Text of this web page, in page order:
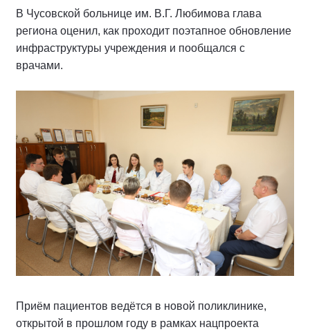
В Чусовской больнице им. В.Г. Любимова глава
региона оценил, как проходит поэтапное обновление
инфраструктуры учреждения и пообщался с
врачами.
Приём пациентов ведётся в новой поликлинике,
открытой в прошлом году в рамках нацпроекта